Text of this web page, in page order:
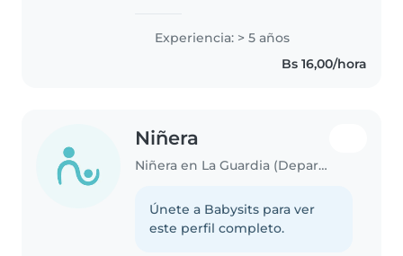
Experiencia: > 5 años
Bs 16,00/hora
Niñera
Niñera en La Guardia (Departamento de Santa Cruz)
Únete a Babysits para ver
este perfil completo.